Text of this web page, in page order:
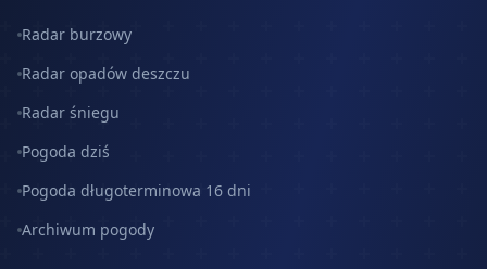
Radar burzowy
Radar opadów deszczu
Radar śniegu
Pogoda dziś
Pogoda długoterminowa 16 dni
Archiwum pogody